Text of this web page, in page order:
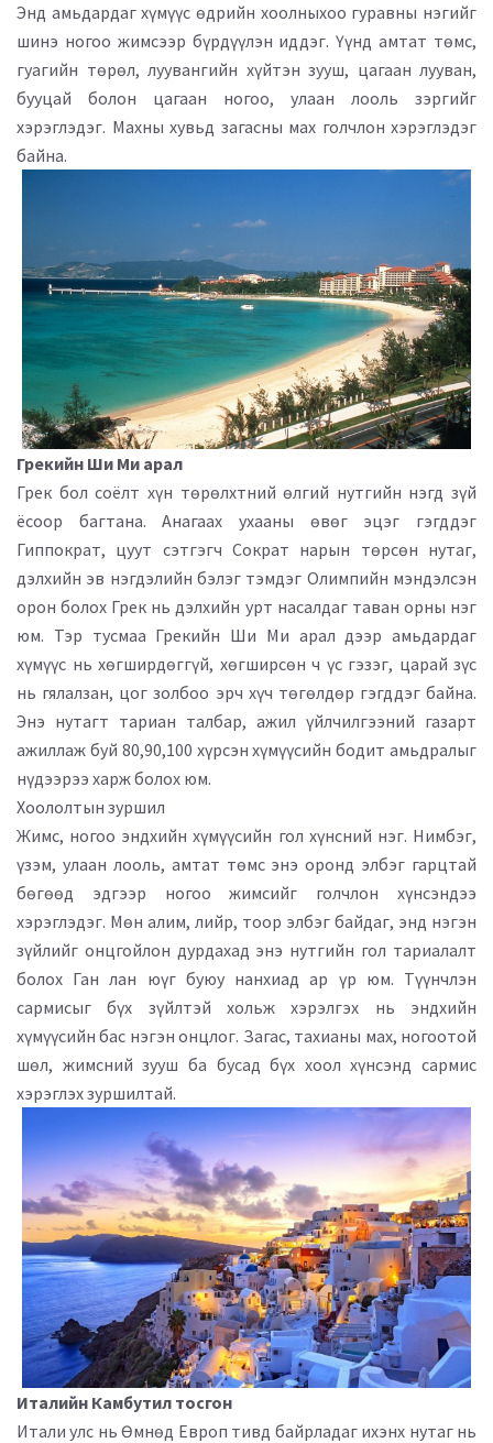
Энд амьдардаг хүмүүс өдрийн хоолныхоо гуравны нэгийг
шинэ ногоо жимсээр бүрдүүлэн иддэг. Үүнд амтат төмс,
гуагийн төрөл, луувангийн хүйтэн зууш, цагаан лууван,
бууцай болон цагаан ногоо, улаан лооль зэргийг
хэрэглэдэг. Махны хувьд загасны мах голчлон хэрэглэдэг
байна.
Грекийн Ши Ми арал
Грек бол соёлт хүн төрөлхтний өлгий нутгийн нэгд зүй
ёсоор багтана. Анагаах ухааны өвөг эцэг гэгддэг
Гиппократ, цуут сэтгэгч Сократ нарын төрсөн нутаг,
дэлхийн эв нэгдэлийн бэлэг тэмдэг Олимпийн мэндэлсэн
орон болох Грек нь дэлхийн урт насалдаг таван орны нэг
юм. Тэр тусмаа Грекийн Ши Ми арал дээр амьдардаг
хүмүүс нь хөгширдөггүй, хөгширсөн ч үс гэзэг, царай зүс
нь гялалзан, цог золбоо эрч хүч төгөлдөр гэгддэг байна.
Энэ нутагт тариан талбар, ажил үйлчилгээний газарт
ажиллаж буй 80,90,100 хүрсэн хүмүүсийн бодит амьдралыг
нүдээрээ харж болох юм.
Хоололтын зуршил
Жимс, ногоо эндхийн хүмүүсийн гол хүнсний нэг. Нимбэг,
үзэм, улаан лооль, амтат төмс энэ оронд элбэг гарцтай
бөгөөд эдгээр ногоо жимсийг голчлон хүнсэндээ
хэрэглэдэг. Мөн алим, лийр, тоор элбэг байдаг, энд нэгэн
зүйлийг онцгойлон дурдахад энэ нутгийн гол тариалалт
болох Ган лан юүг буюу нанхиад ар үр юм. Түүнчлэн
сармисыг бүх зүйлтэй хольж хэрэлгэх нь эндхийн
хүмүүсийн бас нэгэн онцлог. Загас, тахианы мах, ногоотой
шөл, жимсний зууш ба бусад бүх хоол хүнсэнд сармис
хэрэглэх зуршилтай.
Италийн Камбутил тосгон
Итали улс нь Өмнөд Европ тивд байрладаг ихэнх нутаг нь